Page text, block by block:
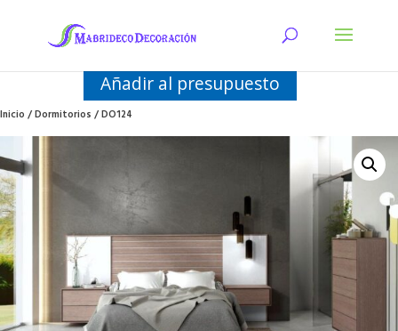
Añadir al presupuesto
Inicio/Dormitorios/ DO124